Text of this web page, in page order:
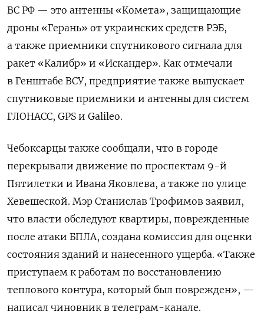
ВС РФ — это антенны «Комета», защищающие
дроны «Герань» от украинских средств РЭБ,
а также приемники спутникового сигнала для
ракет «Калибр» и «Искандер». Как отмечали
в Генштабе ВСУ, предприятие также выпускает
спутниковые приемники и антенны для систем
ГЛОНАСС, GPS и Galileo.
Чебоксарцы также сообщали, что в городе
перекрывали движение по проспектам 9-й
Пятилетки и Ивана Яковлева, а также по улице
Хевешеской. Мэр Станислав Трофимов заявил,
что власти обследуют квартиры, поврежденные
после атаки БПЛА, создана комиссия для оценки
состояния зданий и нанесенного ущерба. «Также
приступаем к работам по восстановлению
теплового контура, который был поврежден», —
написал чиновник в телеграм-канале.